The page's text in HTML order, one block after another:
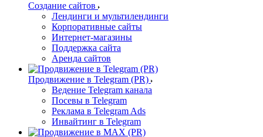
Создание сайтов
Лендинги и мультилендинги
Корпоративные сайты
Интернет-магазины
Поддержка сайта
Аренда сайтов
Продвижение в Telegram (PR)
Ведение Telegram канала
Посевы в Telegram
Реклама в Telegram Ads
Инвайтинг в Telegram